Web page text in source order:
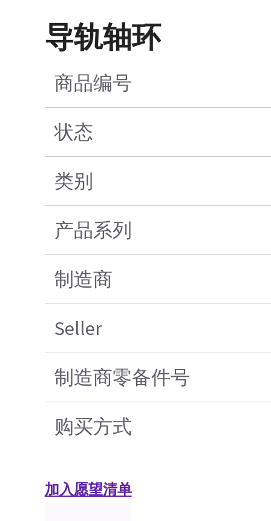
导轨轴环
商品编号
状态
类别
产品系列
制造商
Seller
制造商零备件号
购买方式
加入愿望清单